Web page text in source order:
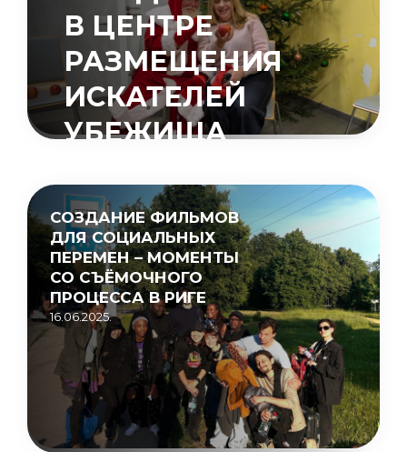
В ЦЕНТРЕ
РАЗМЕЩЕНИЯ
ИСКАТЕЛЕЙ
УБЕЖИЩА
15.05.2026.
СОЗДАНИЕ ФИЛЬМОВ
ДЛЯ СОЦИАЛЬНЫХ
ПЕРЕМЕН – МОМЕНТЫ
СО СЪЁМОЧНОГО
ПРОЦЕССА В РИГЕ
16.06.2025.